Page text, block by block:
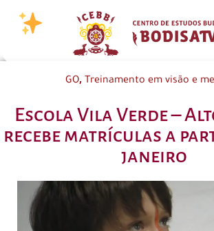
GO, Treinamento em visão e
Escola Vila Verde –
recebe matrículas a
janeiro